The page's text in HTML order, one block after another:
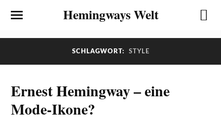
Hemingways Welt
SCHLAGWORT: STYLE
Ernest Hemingway – eine
Mode-Ikone?